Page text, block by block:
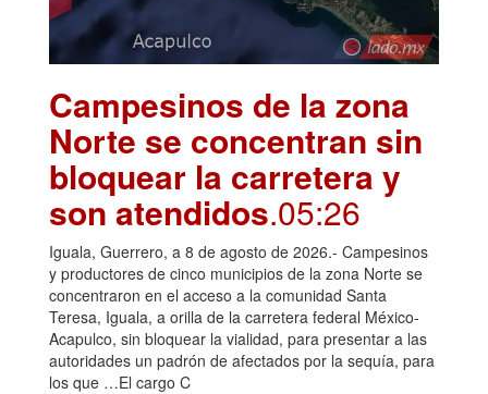
Campesinos de la zona
Norte se concentran sin
bloquear la carretera y
son atendidos.05:26
Iguala, Guerrero, a 8 de agosto de 2026.- Campesinos
y productores de cinco municipios de la zona Norte se
concentraron en el acceso a la comunidad Santa
Teresa, Iguala, a orilla de la carretera federal México-
Acapulco, sin bloquear la vialidad, para presentar a las
autoridades un padrón de afectados por la sequía, para
los que …El cargo C